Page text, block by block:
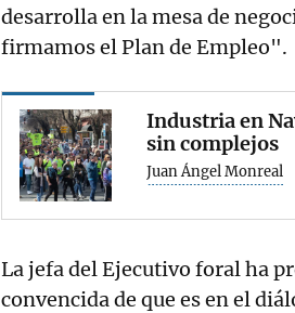
desarrolla en la mesa de
firmamos el Plan de Empleo".
Industria en
sin complejos
Juan Ángel Monreal
La jefa del Ejecutivo foral ha
convencida de que es en el